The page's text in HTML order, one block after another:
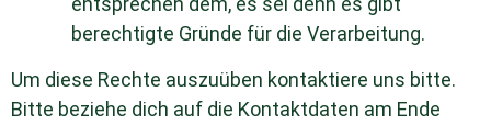
berechtigte Gründe für die Verarbeitung.
Um diese Rechte auszuüben kontaktiere uns bitte.
Bitte beziehe dich auf die Kontaktdaten am Ende